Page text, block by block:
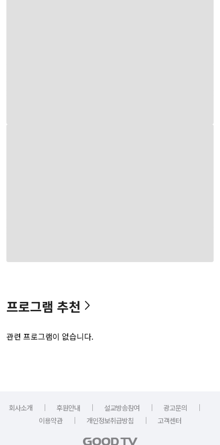
프로그램 추천
관련 프로그램이 없습니다.
회사소개 ｜ 후원안내 ｜ 설교방송참여 ｜ 광고문의
｜
이용약관
｜ 개인정보취급방침 ｜ 고객센터